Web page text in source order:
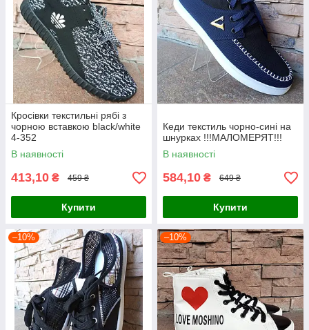
Кросівки текстильні рябі з
чорною вставкою black/white
4-352
В наявності
413,10 ₴ 459 ₴
Купити
Кеди текстиль чорно-сині на
шнурках !!!МАЛОМЕРЯТ!!!
В наявності
584,10 ₴ 649 ₴
Купити
–10% –10%